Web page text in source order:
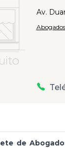
Av.
Abogados
de